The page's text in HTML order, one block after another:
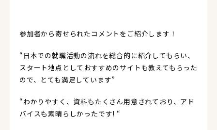
参加者から寄せられたコメントをご紹介します！
“日本での就職活動の流れを総合的に紹介してもらい、
スタート地点としておすすめのサイトも教えてもらった
ので、とても満足しています”
“わかりやすく、資料もたくさん用意されており、アド
バイスも素晴らしかったです! “